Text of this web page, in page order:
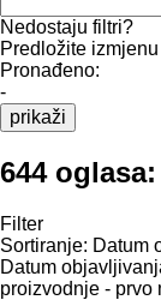
Nedostaju filtri?
Predložite izmjenu
Pronađeno:
-
prikaži
644 oglasa:
Filter
Sortiranje: Datum
Datum
proizvodnje - prvo